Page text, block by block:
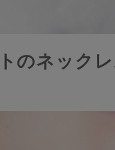
のネックレ